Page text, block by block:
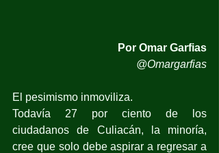
Por Omar Garfias
@Omargarfias
El pesimismo inmoviliza.
Todavía 27 por ciento de los
ciudadanos de Culiacán, la minoría,
cree que solo debe aspirar a regresar a